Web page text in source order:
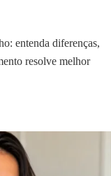
entenda diferenças,
resolve melhor